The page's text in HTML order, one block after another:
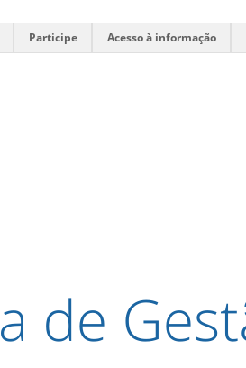
Participe Acesso à informação